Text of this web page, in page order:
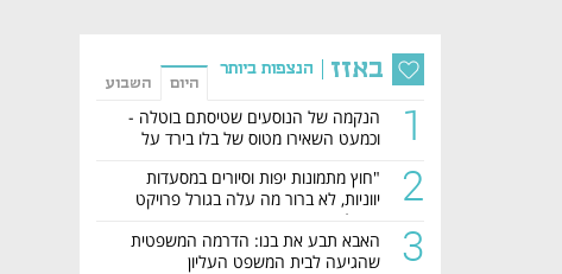
באזז הנצפות ביותר
היום השבוע
1
הנקמה של הנוסעים שטיסתם בוטלה -
וכמעט השאירו מטוס של בלו בירד על
2
"חוץ מתמונות יפות וסיורים במסעדות
יווניות, לא ברור מה עלה בגורל פרויקט
הנדל"ן"
3
האבא תבע את בנו: הדרמה המשפטית
שהגיעה לבית המשפט העליון